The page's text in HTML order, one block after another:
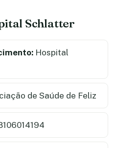
Schlatter
Hospital
de Saúde de Feliz